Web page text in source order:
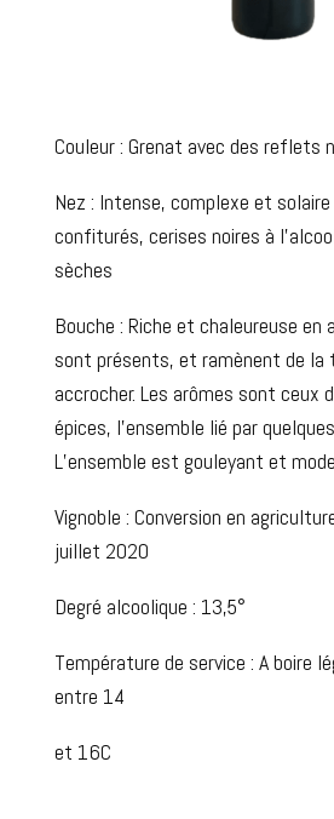
Couleur : Grenat avec des reflets
Nez : Intense, complexe et
confiturés, cerises noires à
sèches
Bouche : Riche et chaleureuse en
sont présents, et ramènent de la
accrocher. Les arômes sont ceux
épices, l’ensemble lié par
L’ensemble est gouleyant et
Vignoble : Conversion en
juillet 2020
Degré alcoolique : 13,5°
Température de service : A boire
entre 14
et 16C